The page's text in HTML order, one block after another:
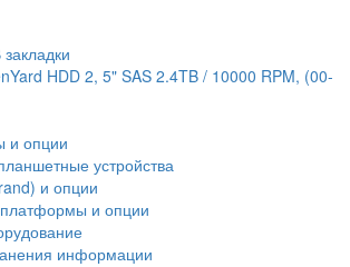
закладки
HDD 2, 5" SAS 2.4TB / 10000 RPM, (00-
и опции
устройства
и опции
и опции
информации